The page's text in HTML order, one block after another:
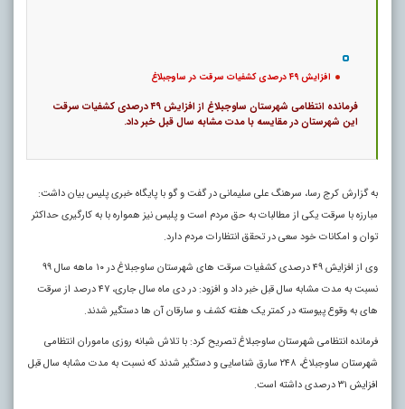
افزایش ۴۹ درصدی کشفیات سرقت در ساوجبلاغ
فرمانده انتظامی شهرستان ساوجبلاغ از افزایش ۴۹ درصدی کشفیات سرقت
این شهرستان در مقایسه با مدت مشابه سال قبل خبر داد.
به گزارش کرج رسا، سرهنگ علی سلیمانی در گفت و گو با پایگاه خبری پلیس بیان داشت:
مبارزه با سرقت یکی از مطالبات به حق مردم است و پلیس نیز همواره با به کارگیری حداکثر
توان و امکانات خود سعی در تحقق انتظارات مردم دارد.
وی از افزایش ۴۹ درصدی کشفیات سرقت های شهرستان ساوجبلاغ در ۱۰ ماهه سال ۹۹
نسبت به مدت مشابه سال قبل خبر داد و افزود: در دی ماه سال جاری، ۴۷ درصد از سرقت
های به وقوع پیوسته در کمتر یک هفته کشف و سارقان آن ها دستگیر شدند.
فرمانده انتظامی شهرستان ساوجبلاغ تصریح کرد: با تلاش شبانه روزی ماموران انتظامی
شهرستان ساوجبلاغ، ۲۴۸ سارق شناسایی و دستگیر شدند که نسبت به مدت مشابه سال قبل
افزایش ۳۱ درصدی داشته است.